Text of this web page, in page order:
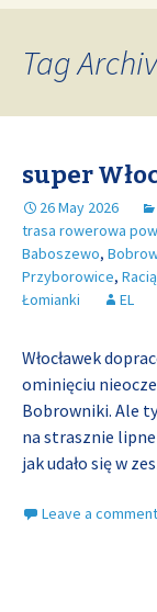
Tag
super
26 May 2026
trasa rowerowa
Baboszewo,
Przyborowice,
Łomianki
EL
Włocławek
ominięciu
Bobrowniki. Ale
na strasznie
jak udało się w
Leave a comment